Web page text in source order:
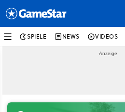
SPIELE NEWS VIDEOS